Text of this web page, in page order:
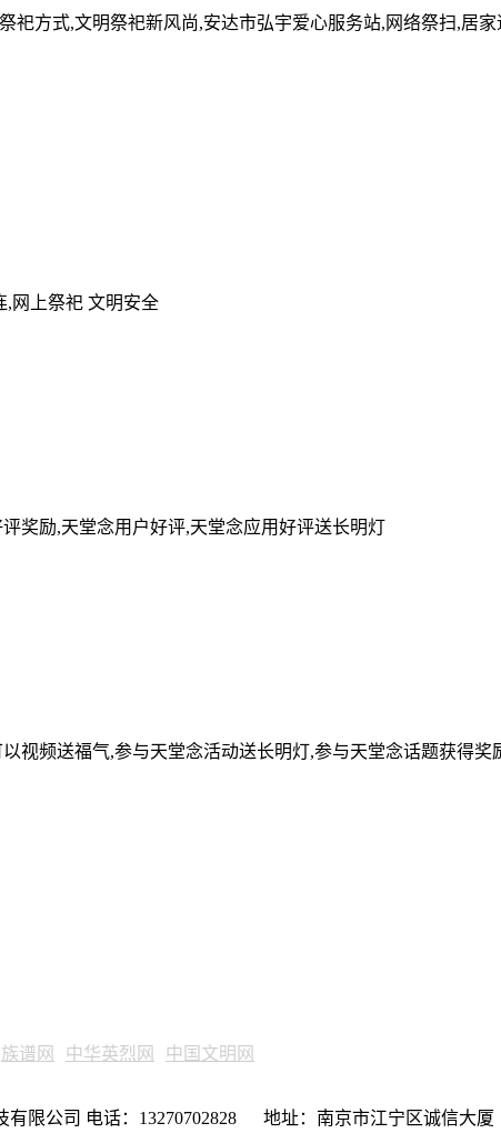
祀方式,文明祭祀新风尚,安达市弘宇爱心服务站,网络祭扫,居
,网上祭祀 文明安全
奖励,天堂念用户好评,天堂念应用好评送长明灯
视频送福气,参与天堂念活动送长明灯,参与天堂念话题获得奖
族谱网 中华英烈网
中国文明网
有限公司 电话：13270702828 地址：南京市江宁区诚信大厦